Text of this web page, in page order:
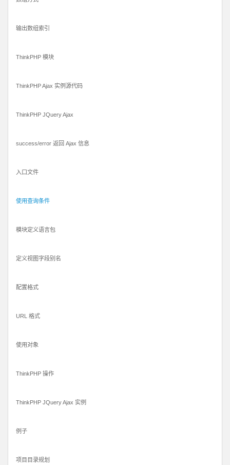
输出数组索引
ThinkPHP 模块
ThinkPHP Ajax 实例源代码
ThinkPHP JQuery Ajax
success/error 返回 Ajax 信息
入口文件
使用查询条件
模块定义语言包
定义视图字段别名
配置格式
URL 格式
使用对象
ThinkPHP 操作
ThinkPHP JQuery Ajax 实例
例子
项目目录规划